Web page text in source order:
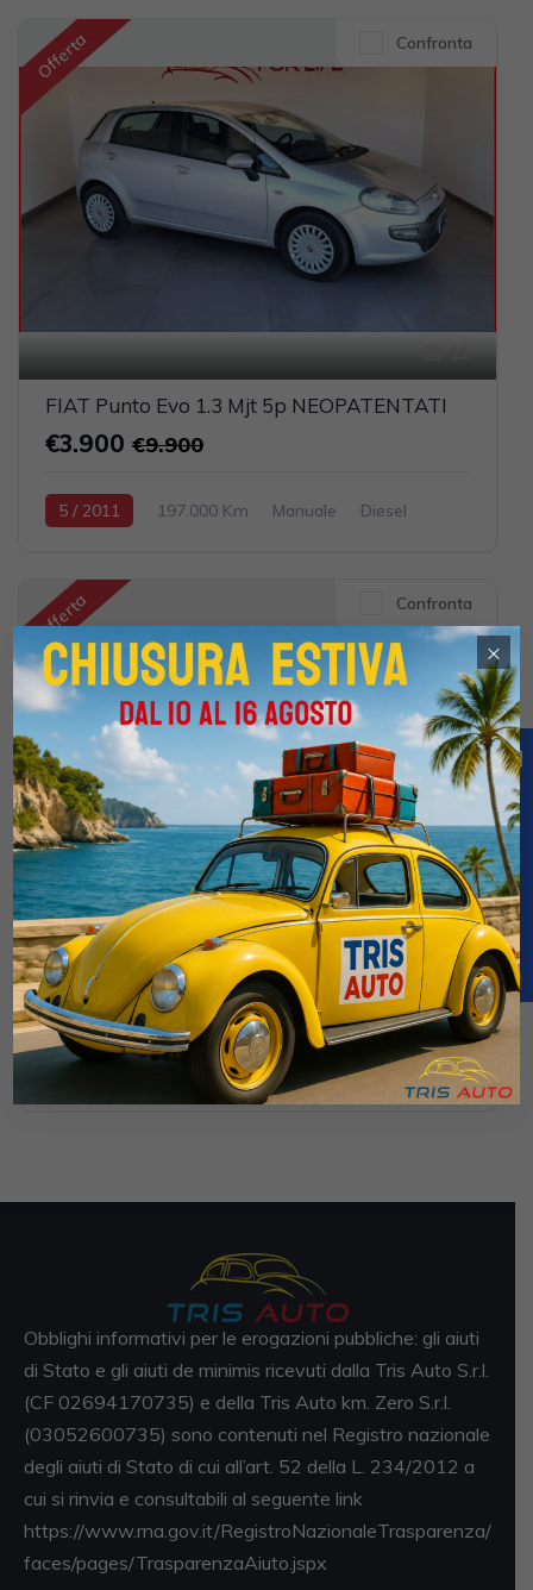
Offerta Confronta
FIAT Punto Evo 1.3 Mjt 5p NEOPATENTATI
€3.900 €9.900
5 / 2011 197.000 Km Manuale
Diesel
Offerta
21
Confronta
FIAT Punto Evo 1.3 MJT 5p. NEOPATENTATI
€3.500€9.900
1 / 2011 241.000 Km Manuale
Diesel
Grigio scuro
5-porte 1248cc 75CV / 55KW
Obblighi informativi per le erogazioni pubbliche: gli aiuti
di Stato e gli aiuti de minimis ricevuti dalla Tris Auto S.r.l.
(CF 02694170735) e della Tris Auto km. Zero S.r.l.
(03052600735) sono contenuti nel Registro nazionale
degli aiuti di Stato di cui all’art. 52 della L. 234/2012 a
cui si rinvia e consultabili al seguente link
https://www.rna.gov.it/RegistroNazionaleTrasparenza/
faces/pages/TrasparenzaAiuto.jspx
×